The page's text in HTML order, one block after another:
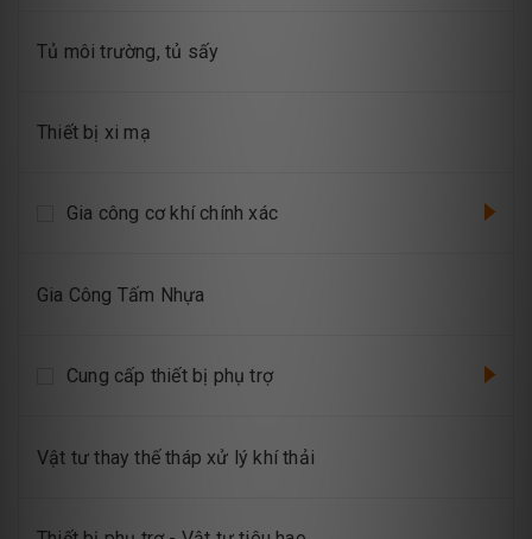
Tủ môi trường, tủ sấy
Thiết bị xi mạ
Gia công cơ khí chính xác
Gia Công Tấm Nhựa
Cung cấp thiết bị phụ trợ
Vật tư thay thế tháp xử lý khí thải